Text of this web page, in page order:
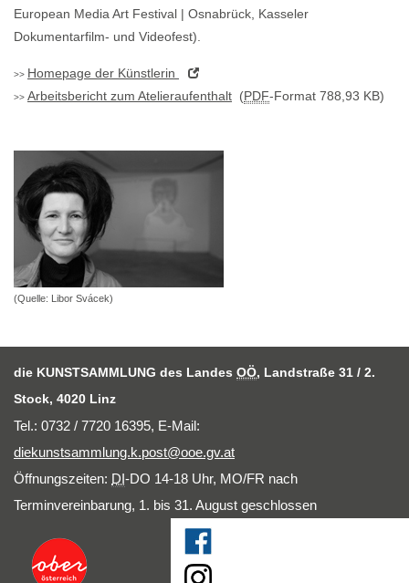
European Media Art Festival | Osnabrück, Kasseler
Dokumentarfilm- und Videofest).
Homepage der Künstlerin
Arbeitsbericht zum Atelieraufenthalt (PDF-Format 788,93 KB)
(Quelle: Libor Svácek)
die KUNSTSAMMLUNG des Landes OÖ, Landstraße 31 / 2.
Stock, 4020 Linz
Tel.: 0732 / 7720 16395, E-Mail:
diekunstsammlung.k.post@ooe.gv.at
Öffnungszeiten: DI-DO 14-18 Uhr, MO/FR nach
Terminvereinbarung, 1. bis 31. August geschlossen